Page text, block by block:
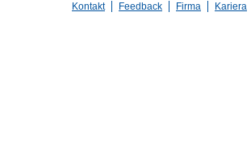
Kontakt Feedback Firma Kariera